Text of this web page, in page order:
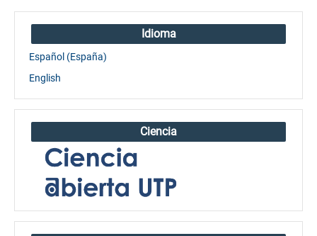
Idioma
Español (España)
English
Ciencia